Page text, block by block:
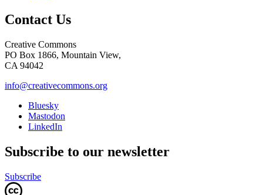
Contact Us
Creative Commons
PO Box 1866, Mountain View,
CA 94042
info@creativecommons.org
Bluesky
Mastodon
LinkedIn
Subscribe to our newsletter
Subscribe